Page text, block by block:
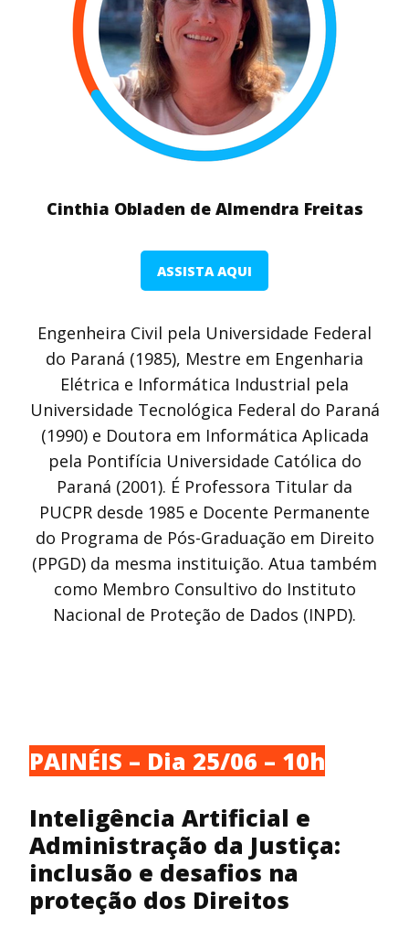
Cinthia Obladen de Almendra Freitas
ASSISTA AQUI
Engenheira Civil pela Universidade Federal
do Paraná (1985), Mestre em Engenharia
Elétrica e Informática Industrial pela
Universidade Tecnológica Federal do Paraná
(1990) e Doutora em Informática Aplicada
pela Pontifícia Universidade Católica do
Paraná (2001). É Professora Titular da
PUCPR desde 1985 e Docente Permanente
do Programa de Pós-Graduação em Direito
(PPGD) da mesma instituição. Atua também
como Membro Consultivo do Instituto
Nacional de Proteção de Dados (INPD).
PAINÉIS – Dia 25/06 – 10h
Inteligência Artificial e
Administração da Justiça:
inclusão e desafios na
proteção dos Direitos